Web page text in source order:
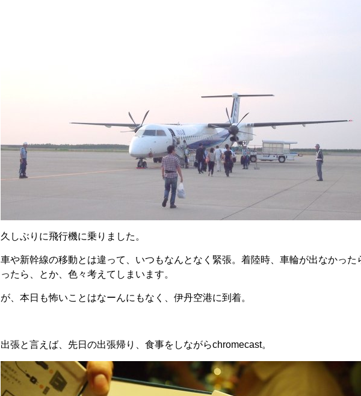
久しぶりに飛行機に乗りました。
車や新幹線の移動とは違って、いつもなんとなく緊張。着陸時、車輪が出なかっ
ったら、とか、色々考えてしまいます。
が、本日も怖いことはなーんにもなく、伊丹空港に到着。
出張と言えば、先日の出張帰り、食事をしながらchromecast。